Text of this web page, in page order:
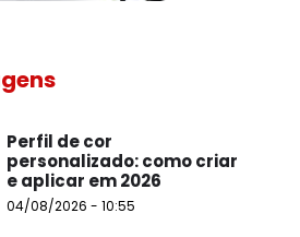
Perfil de cor
personalizado: como criar
e aplicar em 2026
04/08/2026 - 10:55